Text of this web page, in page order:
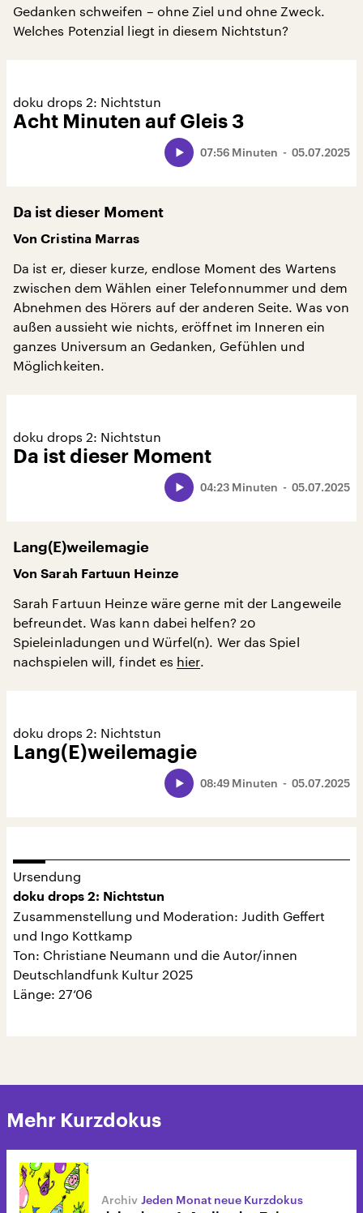
Gedanken schweifen – ohne Ziel und ohne Zweck.
Welches Potenzial liegt in diesem Nichtstun?
doku drops 2: Nichtstun
Acht Minuten auf Gleis 3
05.07.2025
07:56 Minuten
Da ist dieser Moment
Von Cristina Marras
Da ist er, dieser kurze, endlose Moment des Wartens
zwischen dem Wählen einer Telefonnummer und dem
Abnehmen des Hörers auf der anderen Seite. Was von
außen aussieht wie nichts, eröffnet im Inneren ein
ganzes Universum an Gedanken, Gefühlen und
Möglichkeiten.
doku drops 2: Nichtstun
Da ist dieser Moment
05.07.2025
04:23 Minuten
Lang(E)weilemagie
Von Sarah Fartuun Heinze
Sarah Fartuun Heinze wäre gerne mit der Langeweile
befreundet. Was kann dabei helfen? 20
Spieleinladungen und Würfel(n). Wer das Spiel
nachspielen will, findet es hier.
doku drops 2: Nichtstun
Lang(E)weilemagie
05.07.2025
08:49 Minuten
Ursendung
doku drops 2: Nichtstun
Zusammenstellung und Moderation: Judith Geffert
und Ingo Kottkamp
Ton: Christiane Neumann und die Autor/innen
Deutschlandfunk Kultur 2025
Länge: 27‘06
Mehr Kurzdokus
Jeden Monat neue Kurzdokus